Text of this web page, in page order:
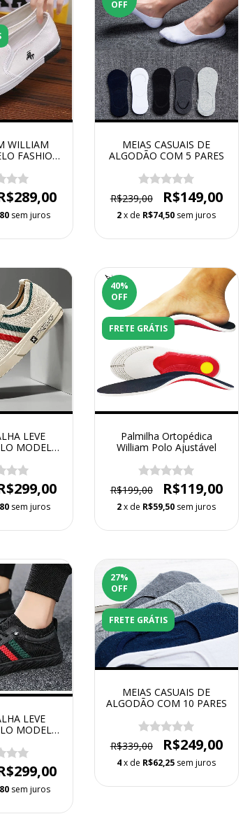
WILLIAM
FASHION
sem juros
OFF
MEIAS CASUAIS DE
ALGODÃO COM 5 PARES
R$239,00 R$149,00
2x de R$74,50 sem juros
LEVE
MODELO
sem juros
40%
OFF
FRETE GRÁTIS
Palmilha Ortopédica
William Polo Ajustável
R$199,00 R$119,00
2x de R$59,50 sem juros
LEVE
MODELO
sem juros
27%
OFF
FRETE GRÁTIS
MEIAS CASUAIS DE
ALGODÃO COM 10 PARES
R$339,00 R$249,00
4x de R$62,25 sem juros